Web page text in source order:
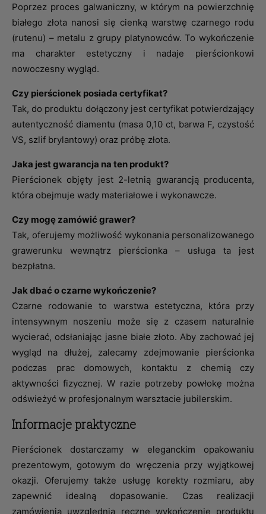
Poprzez proces galwaniczny, w którym na powierzchnię
białego złota nanosi się cienką warstwę czarnego rodu
(rutenu) – metalu z grupy platynowców. To wykończenie
ma charakter estetyczny i nadaje pierścionkowi
nowoczesny wygląd.
Czy pierścionek posiada certyfikat?
Tak, do produktu dołączony jest certyfikat potwierdzający
autentyczność diamentu (masa 0,10 ct, barwa F, czystość
VS, szlif brylantowy) oraz próbę złota.
Jaka jest gwarancja na ten produkt?
Pierścionek objęty jest 2-letnią gwarancją producenta,
która obejmuje wady materiałowe i wykonawcze.
Czy mogę zamówić grawer?
Tak, oferujemy możliwość wykonania personalizowanego
grawerunku wewnątrz pierścionka – usługa ta jest
bezpłatna.
Jak dbać o czarne wykończenie?
Czarne rodowanie to warstwa estetyczna, która przy
intensywnym noszeniu może się z czasem naturalnie
wycierać, odsłaniając jasne białe złoto. Aby zachować jej
wygląd na dłużej, zalecamy zdejmowanie pierścionka
podczas prac domowych, kontaktu z chemią czy
aktywności fizycznej. W razie potrzeby powłokę można
odświeżyć w profesjonalnym warsztacie jubilerskim.
Informacje praktyczne
Pierścionek dostarczamy w eleganckim opakowaniu
prezentowym, gotowym do wręczenia przy wyjątkowej
okazji. Oferujemy także usługę korekty rozmiaru, aby
zapewnić idealną dopasowanie. Czas realizacji
zamówienia uwzględnia ręczne wykończenie produktu